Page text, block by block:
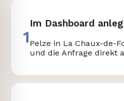
1
Im Dashboard
Pelze in La Chaux-de-
und die Anfrage direkt